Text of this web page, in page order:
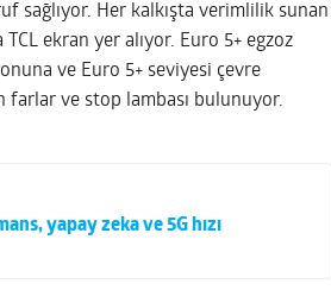
sağlıyor. Her kalkışta verimlilik sunan
TCL ekran yer alıyor. Euro 5+ egzoz
ve Euro 5+ seviyesi çevre
farlar ve stop lambası bulunuyor.
yapay zeka ve 5G hızı